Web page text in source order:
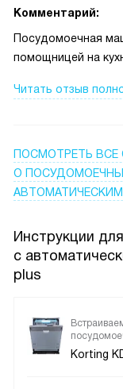
Комментарий:
Посудомоечная
помощницей на
помещается
использую её,
экономит ресурсы.
а дисплей чётко
время до
пригодился,
чтобы не мешать
Из программ
— посуда всегда
засохшее. Для
Читать отзыв
ПОСМОТРЕТЬ ВСЕ
О
АВТОМАТИЧЕСКИМ
Инструкции
с
plus
Korting